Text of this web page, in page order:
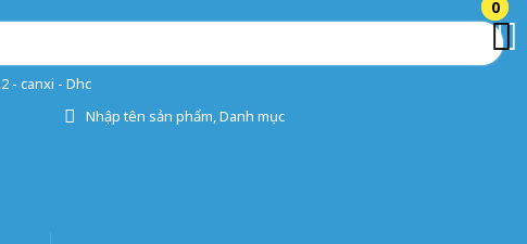
- canxi - Dhc
Nhập tên sản phẩm, Danh mục
0
0